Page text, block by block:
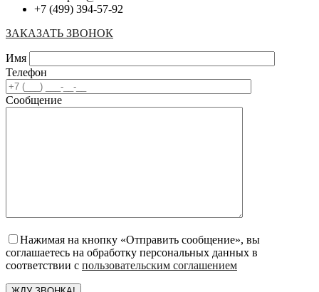
+7 (499) 394-57-92
ЗАКАЗАТЬ ЗВОНОК
Имя
Телефон
Сообщение
Нажимая на кнопку «Отправить сообщение», вы
соглашаетесь на обработку персональных данных в
соответствии с пользовательским соглашением